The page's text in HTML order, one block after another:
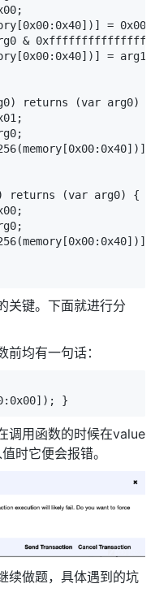
关键。下面就进行分
均有一句话：
}
调用函数的时候在value
时它便会报错。
续做题，具体遇到的坑